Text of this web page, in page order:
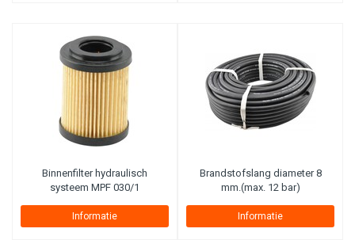
Binnenfilter hydraulisch
systeem MPF 030/1
Informatie
Brandstofslang diameter 8
mm.(max. 12 bar)
Informatie